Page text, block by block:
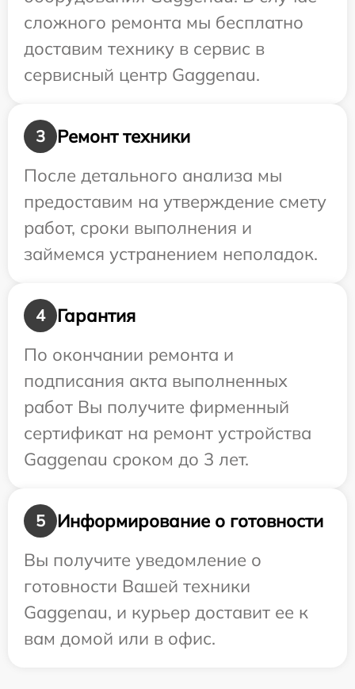
сложного ремонта мы бесплатно
доставим технику в сервис в
сервисный центр Gaggenau.
3
Ремонт техники
После детального анализа мы
предоставим на утверждение смету
работ, сроки выполнения и
займемся устранением неполадок.
4
Гарантия
По окончании ремонта и
подписания акта выполненных
работ Вы получите фирменный
сертификат на ремонт устройства
Gaggenau сроком до 3 лет.
5
Информирование о готовности
Вы получите уведомление о
готовности Вашей техники
Gaggenau, и курьер доставит ее к
вам домой или в офис.